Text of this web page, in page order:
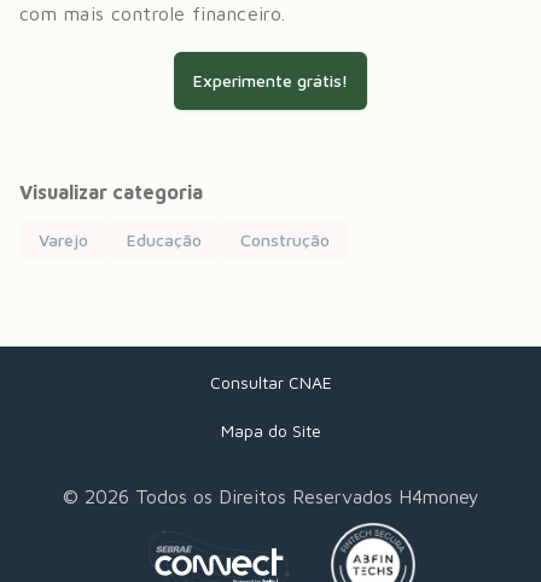
com mais controle financeiro.
Experimente grátis!
Visualizar categoria
Varejo Educação Construção
Consultar CNAE
Mapa do Site
© 2026 Todos os Direitos Reservados H4money